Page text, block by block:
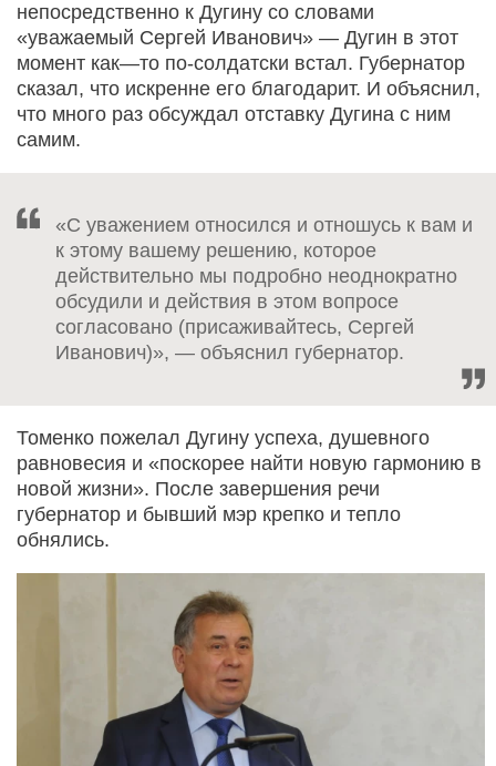
непосредственно к Дугину со словами
«уважаемый Сергей Иванович» — Дугин в этот
момент как—то по-солдатски встал. Губернатор
сказал, что искренне его благодарит. И объяснил,
что много раз обсуждал отставку Дугина с ним
самим.
«С уважением относился и отношусь к вам и
к этому вашему решению, которое
действительно мы подробно неоднократно
обсудили и действия в этом вопросе
согласовано (присаживайтесь, Сергей
Иванович)», — объяснил губернатор.
Томенко пожелал Дугину успеха, душевного
равновесия и «поскорее найти новую гармонию в
новой жизни». После завершения речи
губернатор и бывший мэр крепко и тепло
обнялись.